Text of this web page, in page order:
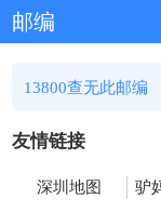
邮编
13800查无此邮编
友情链接
深圳地图 驴